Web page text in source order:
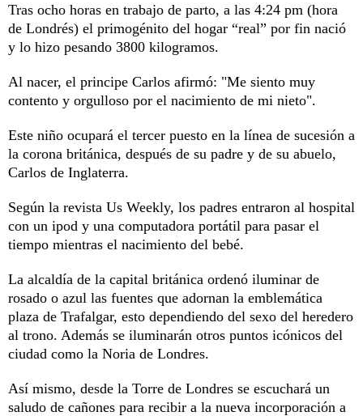
Tras ocho horas en trabajo de parto, a las 4:24 pm (hora
de Londrés) el primogénito del hogar “real” por fin nació
y lo hizo pesando 3800 kilogramos.
Al nacer, el principe Carlos afirmó: "Me siento muy
contento y orgulloso por el nacimiento de mi nieto".
Este niño ocupará el tercer puesto en la línea de sucesión a
la corona británica, después de su padre y de su abuelo,
Carlos de Inglaterra.
Según la revista Us Weekly, los padres entraron al hospital
con un ipod y una computadora portátil para pasar el
tiempo mientras el nacimiento del bebé.
La alcaldía de la capital británica ordenó iluminar de
rosado o azul las fuentes que adornan la emblemática
plaza de Trafalgar, esto dependiendo del sexo del heredero
al trono. Además se iluminarán otros puntos icónicos del
ciudad como la Noria de Londres.
Así mismo, desde la Torre de Londres se escuchará un
saludo de cañones para recibir a la nueva incorporación a